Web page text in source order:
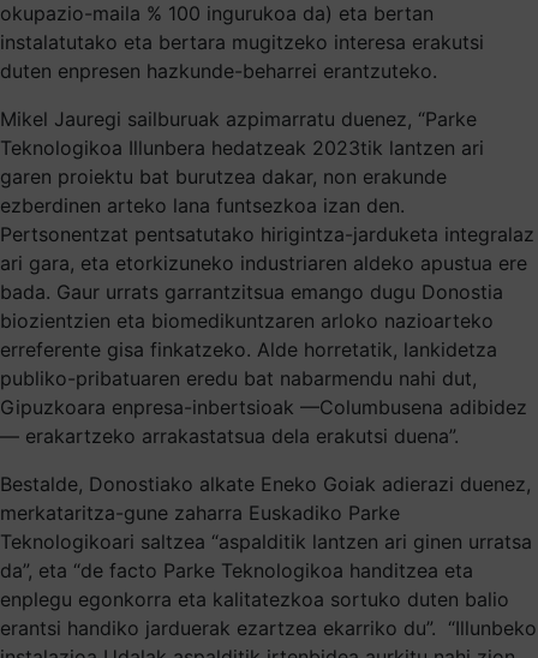
okupazio-maila % 100 ingurukoa da) eta bertan
instalatutako eta bertara mugitzeko interesa erakutsi
duten enpresen hazkunde-beharrei erantzuteko.
Mikel Jauregi sailburuak azpimarratu duenez, “Parke
Teknologikoa Illunbera hedatzeak 2023tik lantzen ari
garen proiektu bat burutzea dakar, non erakunde
ezberdinen arteko lana funtsezkoa izan den.
Pertsonentzat pentsatutako hirigintza-jarduketa integralaz
ari gara, eta etorkizuneko industriaren aldeko apustua ere
bada. Gaur urrats garrantzitsua emango dugu Donostia
biozientzien eta biomedikuntzaren arloko nazioarteko
erreferente gisa finkatzeko. Alde horretatik, lankidetza
publiko-pribatuaren eredu bat nabarmendu nahi dut,
Gipuzkoara enpresa-inbertsioak —Columbusena adibidez
— erakartzeko arrakastatsua dela erakutsi duena”.
Bestalde, Donostiako alkate Eneko Goiak adierazi duenez,
merkataritza-gune zaharra Euskadiko Parke
Teknologikoari saltzea “aspalditik lantzen ari ginen urratsa
da”, eta “de facto Parke Teknologikoa handitzea eta
enplegu egonkorra eta kalitatezkoa sortuko duten balio
erantsi handiko jarduerak ezartzea ekarriko du”. “Illunbeko